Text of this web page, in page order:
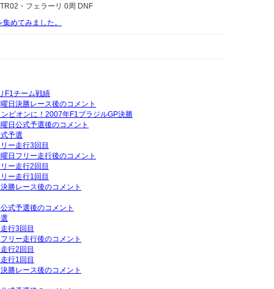
・フェラーリ 0周 DNF
めてみました。
F1チーム戦績
日決勝レース後のコメント
ピオンに！2007年F1ブラジルGP決勝
日公式予選後のコメント
予選
ー走行3回目
日フリー走行後のコメント
ー走行2回目
ー走行1回目
勝レース後のコメント
式予選後のコメント
行3回目
リー走行後のコメント
行2回目
行1回目
勝レース後のコメント